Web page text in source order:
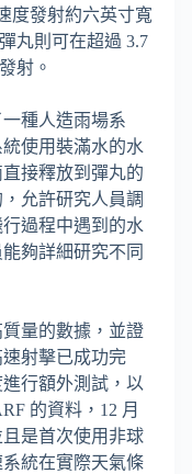
度發射約六英寸寬
丸則可在超過 3.7
射。
種人造雨場系
使用裝滿水的水
接釋放到彈丸的
允許研究人員調
過程中遇到的水
夠詳細研究不同
量的數據，並證
射擊已成功完
行額外測試，以
的資料，12 月
是首次使用非球
統在實際天氣條